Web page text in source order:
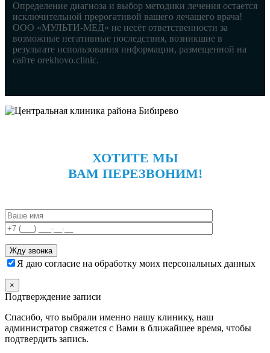
Определение диагноза и выбор методики лечения остается
исключительной прерогативой вашего лечащего врача!
ООО «МУЛЬТИ-МЕД» не несёт ответственности за
возможные негативные последствия, возникшие в
результате использования информации, размещенной на
сайте orekhovo.clinic.
ХОТИТЕ МЫ
ВАМ ПЕРЕЗВОНИМ!
Я даю согласие на обработку моих персональных данных
×
Подтверждение записи
Спасибо, что выбрали именно нашу клинику, наш
администратор свяжется с Вами в ближайшее время, чтобы
подтвердить запись.